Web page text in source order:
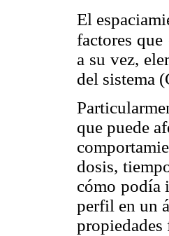
El
factores
a su vez,
del sistema
que puede
dosis,
cómo podía
perfil en un
propiedades